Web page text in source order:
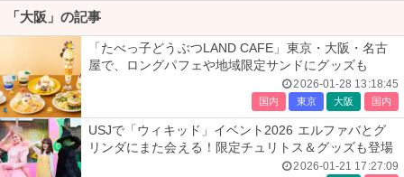
「大阪」の記事
「たべっ子どうぶつLAND CAFE」東京・大阪・名古
屋で、ロングパフェや地域限定サンドにグッズも
2026-01-28 13:18:45
国内 東京 大阪 国内
USJで「ウィキッド」イベント2026 エルファバとグ
リンダにまた会える！限定チュリトス＆グッズも登場
2026-01-21 17:27:09